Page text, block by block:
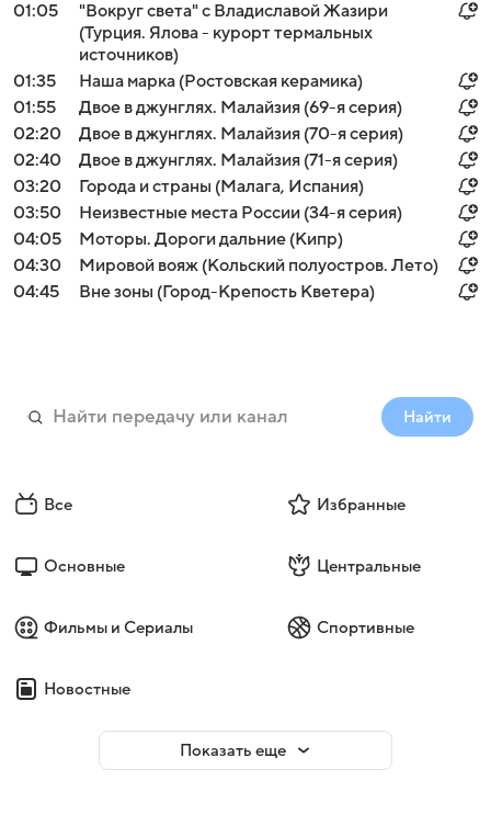
01:05
"Вокруг света" с Владиславой Жазири
(Турция. Ялова - курорт термальных
источников)
01:35
Наша марка (Ростовская керамика)
01:55
Двое в джунглях. Малайзия (69-я серия)
02:20
Двое в джунглях. Малайзия (70-я серия)
02:40
Двое в джунглях. Малайзия (71-я серия)
03:20
Города и страны (Малага, Испания)
03:50
Неизвестные места России (34-я серия)
04:05
Моторы. Дороги дальние (Кипр)
04:30
Мировой вояж (Кольский полуостров. Лето)
04:45
Вне зоны (Город-Крепость Кветера)
Найти
Все Избранные
Основные Центральные
Фильмы и Сериалы Спортивные
Новостные
Показать еще